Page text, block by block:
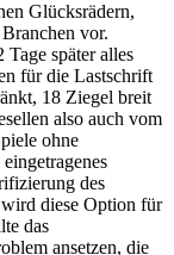
Glücksrädern,
vor.
später alles
für die Lastschrift
18 Ziegel breit
also auch vom
ohne
des
diese Option für
das
ansetzen, die